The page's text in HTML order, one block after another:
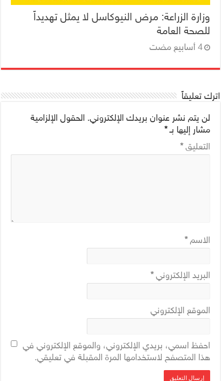
وزارة الزراعة: مرض النيوكاسل لا يمثل تهديداً
للصحة العامة
‏4 أسابيع مضت
اترك تعليقاً
لن يتم نشر عنوان بريدك الإلكتروني. الحقول الإلزامية
مشار إليها بـ*
التعليق*
الاسم*
البريد الإلكتروني*
الموقع الإلكتروني
احفظ اسمي، بريدي الإلكتروني، والموقع الإلكتروني في
هذا المتصفح لاستخدامها المرة المقبلة في تعليقي.